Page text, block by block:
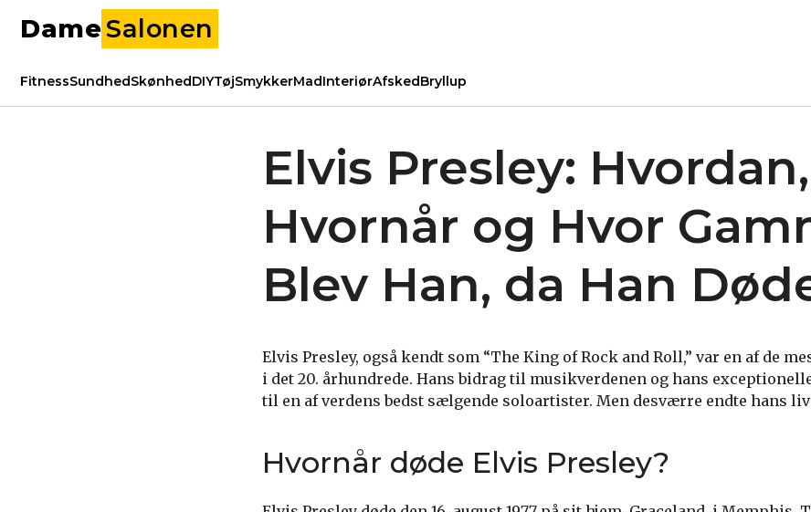
DameSalonen
FitnessSundhedSkønhedDIYTøjSmykkerMadInteriørAfskedBryllup
Elvis Presley: Hvordan,
Hvornår og Hvor
Blev Han, da Han
Elvis Presley, også kendt som “The King of Rock and Roll,” var en af de
i det 20. århundrede. Hans bidrag til musikverdenen og hans
til en af verdens bedst sælgende soloartister. Men desværre endte hans
Hvornår døde Elvis Presley?